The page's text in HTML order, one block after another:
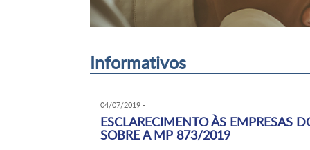
Informativos
04/07/2019 -
ESCLARECIMENTO ÀS EMPRESAS
SOBRE A MP 873/2019